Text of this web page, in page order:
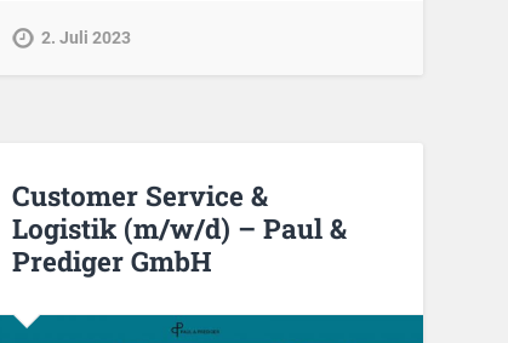
2. Juli 2023
Customer Service &
Logistik (m/w/d) – Paul &
Prediger GmbH